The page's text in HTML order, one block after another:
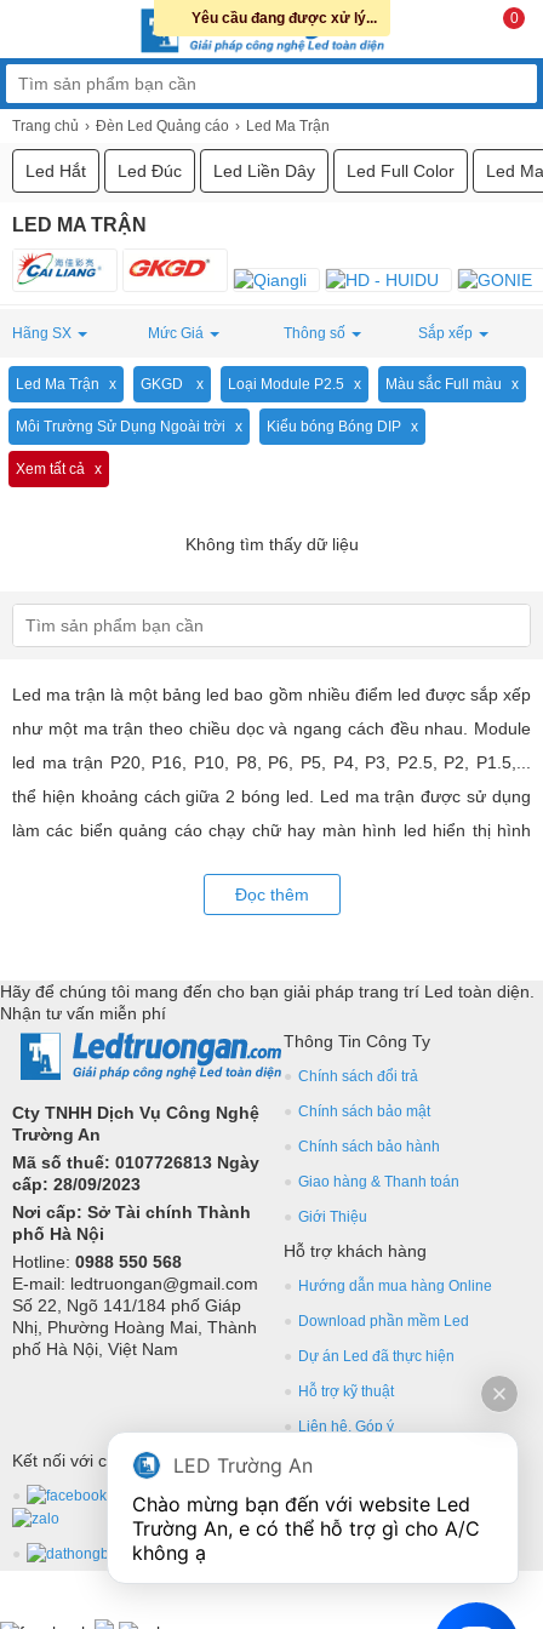
0
Trang chủ Đèn Led Quảng cáo Led Ma Trận
Led Hắt Led Đúc Led Liền Dây Led Full Color Led
LED MA TRẬN
Hãng SX Mức Giá Thông số Sắp xếp
Led Ma Trận GKGD Loại Module P2.5 Màu sắc Full màu
Môi Trường Sử Dụng Ngoài trời Kiểu bóng Bóng DIP
Xem tất cả
Không tìm thấy dữ liệu
Led ma trận là một bảng led bao gồm nhiều điểm led được sắp xếp
như một ma trận theo chiều dọc và ngang cách đều nhau. Module
led ma trận P20, P16, P10, P8, P6, P5, P4, P3, P2.5, P2, P1.5,...
thể hiện khoảng cách giữa 2 bóng led. Led ma trận được sử dụng
làm các biển quảng cáo chạy chữ hay màn hình led hiển thị hình
nhiều lĩnh vực của cuộc sống. LED Trường An cung cấp tất cả các
YRL,...Tư vấn giả pháp, hỗ trợ kỹ thuật chuyên sâu cho các
ứng dụng trang trí led.
Đọc thêm
Hãy để chúng tôi mang đến cho bạn giải pháp trang trí Led toàn diện.
Nhận tư vấn miễn phí
Cty TNHH Dịch Vụ Công Nghệ
Trường An
Mã số thuế: 0107726813 Ngày
cấp: 28/09/2023
Nơi cấp: Sở Tài chính Thành
phố Hà Nội
Hotline: 0988 550 568
E-mail: ledtruongan@gmail.com
Số 22, Ngõ 141/184 phố Giáp
Nhị, Phường Hoàng Mai, Thành
phố Hà Nội, Việt Nam
Thông Tin Công Ty
Chính sách đổi trả
Chính sách bảo mật
Chính sách bảo hành
Giao hàng & Thanh toán
Giới Thiệu
Hỗ trợ khách hàng
Hướng dẫn mua hàng Online
Download phần mềm Led
Dự án Led đã thực hiện
Hỗ trợ kỹ thuật
Liên hệ, Góp ý
Kết nối với chúng tôi
Yêu cầu đang được xử lý...
LED Trường An
Chào mừng bạn đến với website Led
Trường An, e có thể hỗ trợ gì cho A/C
không ạ